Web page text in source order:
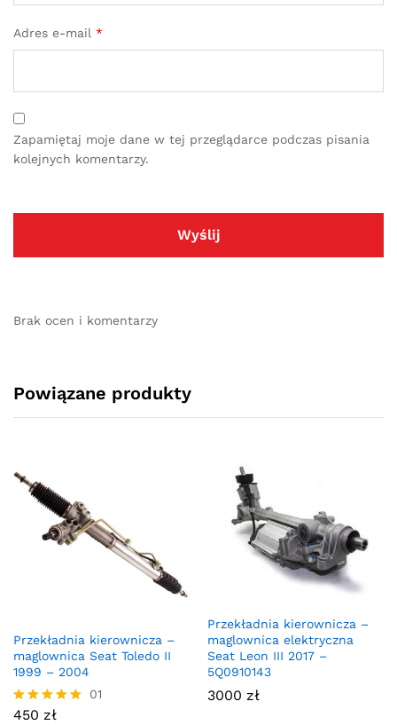
Adres e-mail *
Zapamiętaj moje dane w tej przeglądarce podczas pisania
kolejnych komentarzy.
Brak ocen i komentarzy
Powiązane produkty
Przekładnia kierownicza –
maglownica Seat Toledo II
1999 – 2004
Oceniono
01
450 zł
Przekładnia kierownicza –
maglownica elektryczna
Seat Leon III 2017 –
5Q0910143
3000 zł